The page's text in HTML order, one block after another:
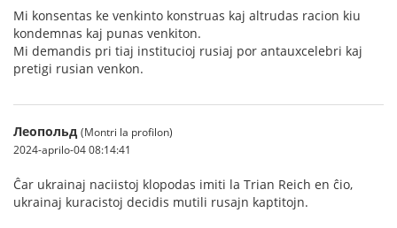
Mi konsentas ke venkinto konstruas kaj altrudas racion kiu
kondemnas kaj punas venkiton.
Mi demandis pri tiaj institucioj rusiaj por antauxcelebri kaj
pretigi rusian venkon.
Леопольд (Montri la profilon)
2024-aprilo-04 08:14:41
Ĉar ukrainaj naciistoj klopodas imiti la Trian Reich en ĉio,
ukrainaj kuracistoj decidis mutili rusajn kaptitojn.